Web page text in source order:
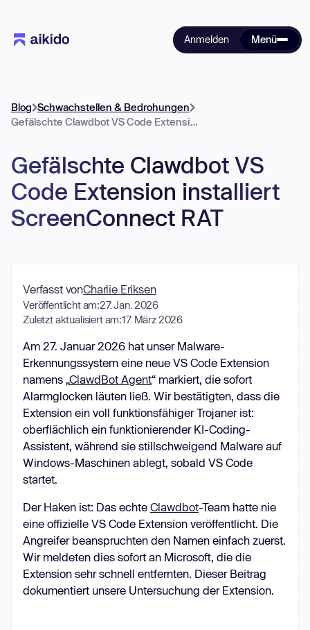
Anmelden Menü
Blog Schwachstellen & Bedrohungen
Gefälschte Clawdbot VS Code Extension installiert ScreenConnect RAT
Gefälschte Clawdbot VS
Code Extension installiert
ScreenConnect RAT
Verfasst vonCharlie Eriksen
Veröffentlicht am:27. Jan. 2026
Zuletzt aktualisiert am:17. März 2026
Am 27. Januar 2026 hat unser Malware-
Erkennungssystem eine neue VS Code Extension
namens „ClawdBot Agent“ markiert, die sofort
Alarmglocken läuten ließ. Wir bestätigten, dass die
Extension ein voll funktionsfähiger Trojaner ist:
oberflächlich ein funktionierender KI-Coding-
Assistent, während sie stillschweigend Malware auf
Windows-Maschinen ablegt, sobald VS Code
startet.
Der Haken ist: Das echte Clawdbot-Team hatte nie
eine offizielle VS Code Extension veröffentlicht. Die
Angreifer beanspruchten den Namen einfach zuerst.
Wir meldeten dies sofort an Microsoft, die die
Extension sehr schnell entfernten. Dieser Beitrag
dokumentiert unsere Untersuchung der Extension.